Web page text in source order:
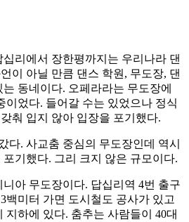
리에서 장한평까지는 우리나라 댄
이 아닐 만큼 댄스 학원, 무도장, 댄
동네이다. 오페라라는 무도장에
이었다. 들어갈 수는 있었으나 정식
춰 입지 않아 입장을 포기했다.
다. 사교춤 중심의 무도장인데 역시
기했다. 그리 크지 않은 규모이다.
아 무도장이다. 답십리역 4번 출구
백미터 가면 도시철도 공사가 있고
지하에 있다. 춤추는 사람들이 40대